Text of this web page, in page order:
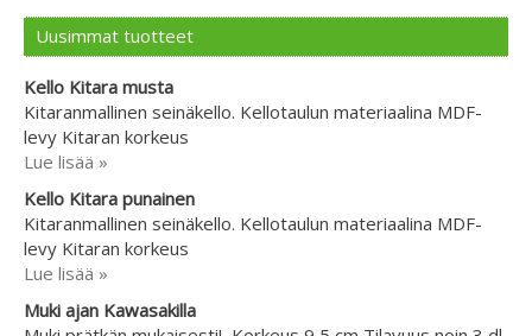
Uusimmat tuotteet
Kello Kitara musta
Kitaranmallinen seinäkello. Kellotaulun materiaalina MDF-
levy Kitaran korkeus
Lue lisää »
Kello Kitara punainen
Kitaranmallinen seinäkello. Kellotaulun materiaalina MDF-
levy Kitaran korkeus
Lue lisää »
Muki ajan Kawasakilla